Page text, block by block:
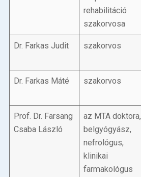
rehabilitáció
szakorvosa
Dr. Farkas Judit szakorvos
Dr. Farkas Máté szakorvos
Prof. Dr. Farsang
Csaba László
az MTA doktora,
belgyógyász,
nefrológus,
klinikai
farmakológus